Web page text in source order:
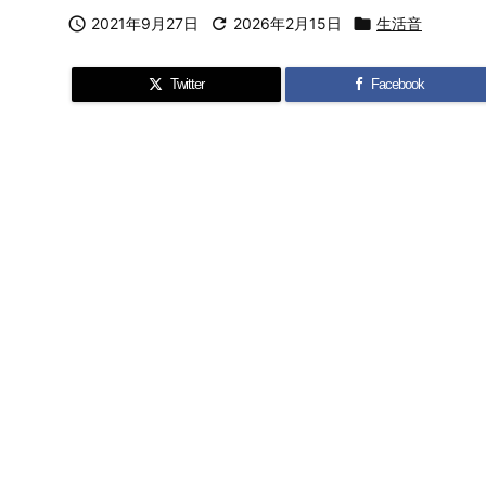
 2021年9月27日  2026年2月15日  生活音
Twitter Facebook